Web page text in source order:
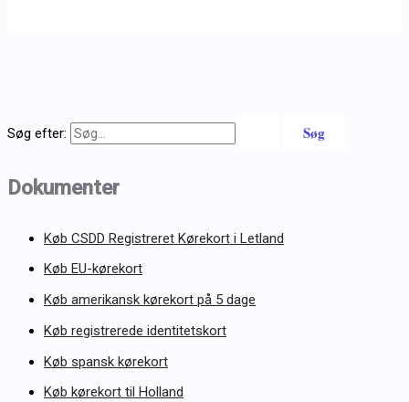
Søg efter:
Dokumenter
Køb CSDD Registreret Kørekort i Letland
Køb EU-kørekort
Køb amerikansk kørekort på 5 dage
Køb registrerede identitetskort
Køb spansk kørekort
Køb kørekort til Holland